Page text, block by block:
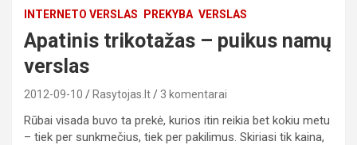
INTERNETO VERSLAS PREKYBA VERSLAS
Apatinis trikotažas – puikus namų
verslas
2012-09-10 Rasytojas.lt 3 komentarai
Rūbai visada buvo ta prekė, kurios itin reikia bet kokiu metu
– tiek per sunkmečius, tiek per pakilimus. Skiriasi tik kaina,